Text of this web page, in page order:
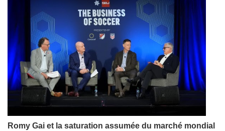
Romy Gai et la saturation assumée du marché mondial